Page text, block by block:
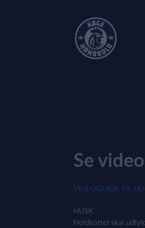
Se
VIDEOGUIDE TIL
HUSK
Holdkortet skal